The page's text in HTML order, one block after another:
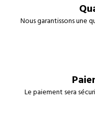
Nous garantissons une
Le paiement sera